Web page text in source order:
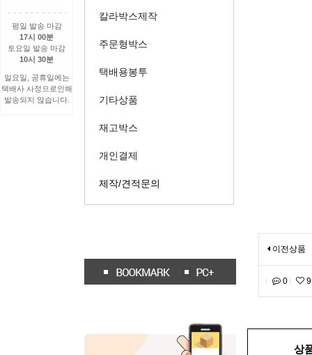
평일 발송 마감
17시 00분
토요일 발송 마감
10시 30분
일요일, 공휴일에는
택배사 사정으로인해
발송되지 않습니다.
칼라박스제작
주문형박스
택배용봉투
기타상품
재고박스
개인결제
제작/견적문의
이전상품
0 9
상